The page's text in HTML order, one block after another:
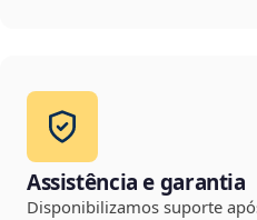
Assistência e garantia
Disponibilizamos suporte